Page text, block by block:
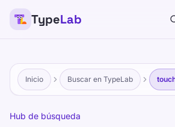
TypeLab
Inicio Buscar en TypeLab
Hub de búsqueda